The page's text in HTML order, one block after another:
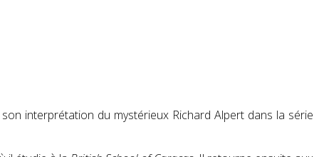
interprétation du mystérieux Richard Alpert dans la série